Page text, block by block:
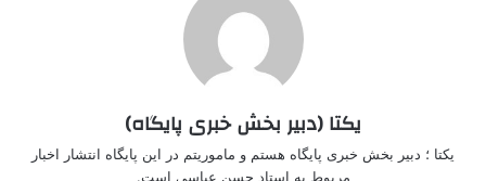
یکتا (دبیر بخش خبری پایگاه)
یکتا ؛ دبیر بخش خبری پایگاه هستم و ماموریتم در این پایگاه انتشار اخبار
مربوط به استاد حسن عباسی است.